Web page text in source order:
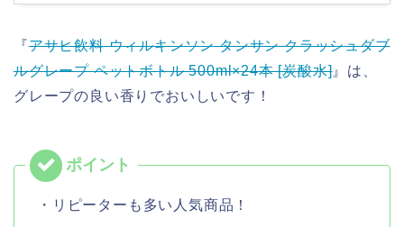
『アサヒ飲料 ウィルキンソン タンサン クラッシュダブ
ルグレープ ペットボトル 500ml×24本 [炭酸水]』は、
グレープの良い香りでおいしいです！
・リピーターも多い人気商品！